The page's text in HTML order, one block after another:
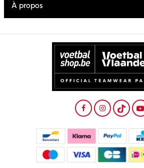
À propos